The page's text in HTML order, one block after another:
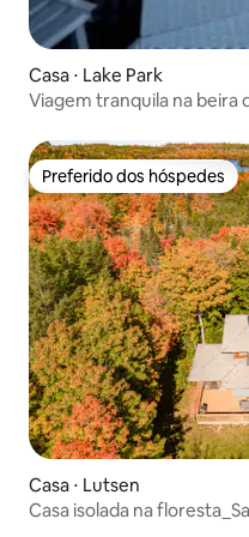
Casa ⋅ Lake Park
Viagem tranquila na beira
Preferido dos hóspedes
Preferido dos hóspedes
Casa ⋅ Lutsen
Casa isolada na